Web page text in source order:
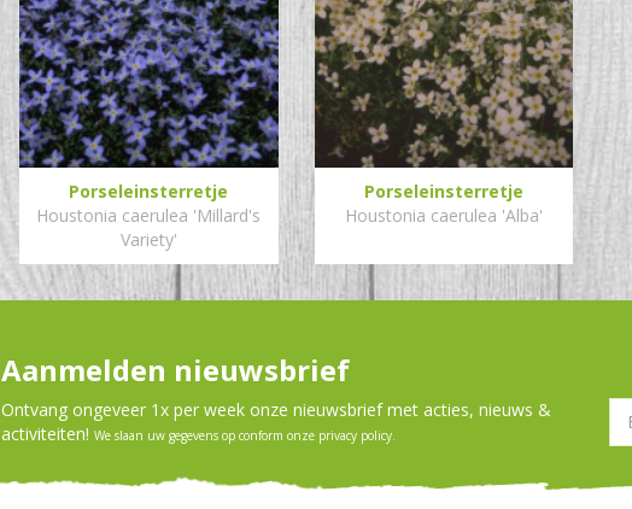
Porseleinsterretje
Houstonia caerulea 'Millard's
Variety'
Porseleinsterretje
Houstonia caerulea 'Alba'
Aanmelden nieuwsbrief
Ontvang ongeveer 1x per week onze nieuwsbrief met acties, nieuws &
activiteiten! We slaan uw gegevens op conform onze privacy policy